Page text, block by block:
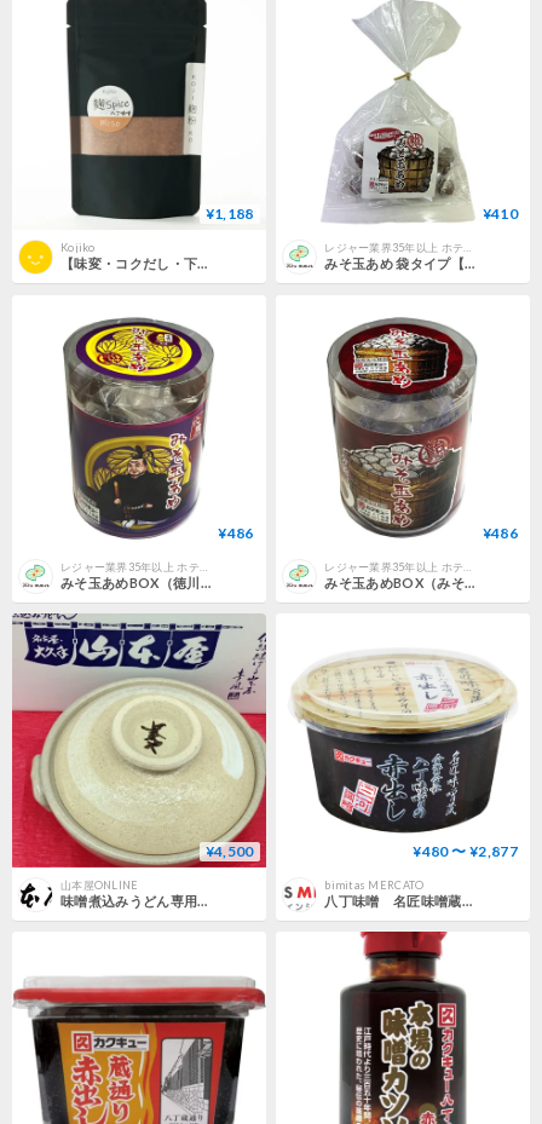
¥1,188
Kojiko
【味変・コクだし・下ごしらえ】万能老舗の旨味「麹粉スパイス（八丁味噌）」50g
¥410
レジャー業界35年以上 ホテル・宿泊施設向け業務用品の専門店【パインクリエイト】
みそ玉あめ 袋タイプ【合資会社 八丁味噌（カクキュー）味噌使用】
¥486 ¥486
みそ玉あめBOX（みそ樽）【合資会社 八丁味噌（カクキュー）味噌使用】
¥4,500
山本屋ONLINE
味噌煮込みうどん専用信楽焼土鍋 蓋付き
¥480 〜 ¥2,877
bimitas MERCATO
八丁味噌 名匠味噌蔵 八丁味噌の赤出し 300g